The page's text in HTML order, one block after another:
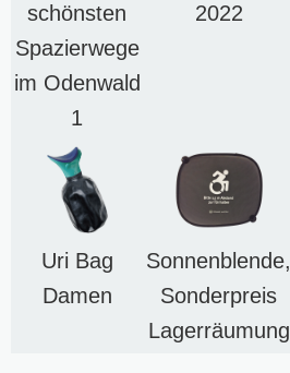
schönsten
Spazierwege
im Odenwald
1
2022
Uri Bag
Damen
Sonnenblende,
Sonderpreis
Lagerräumung